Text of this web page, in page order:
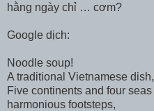
hằng ngày chỉ … cơm?
Google dịch:
Noodle soup!
A traditional Vietnamese dish,
Five continents and four seas
harmonious footsteps,